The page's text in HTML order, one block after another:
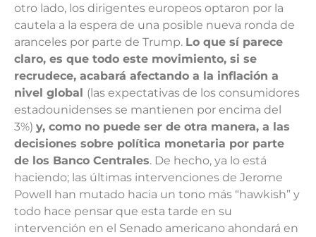
otro lado, los dirigentes europeos optaron por la
cautela a la espera de una posible nueva ronda de
aranceles por parte de Trump. Lo que sí parece
claro, es que todo este movimiento, si se
recrudece, acabará afectando a la inflación a
nivel global (las expectativas de los consumidores
estadounidenses se mantienen por encima del
3%) y, como no puede ser de otra manera, a las
decisiones sobre política monetaria por parte
de los Banco Centrales. De hecho, ya lo está
haciendo; las últimas intervenciones de Jerome
Powell han mutado hacia un tono más “hawkish” y
todo hace pensar que esta tarde en su
intervención en el Senado americano ahondará en